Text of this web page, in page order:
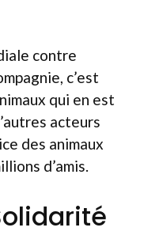
contre
c’est
qui en est
acteurs
des animaux
d’amis.